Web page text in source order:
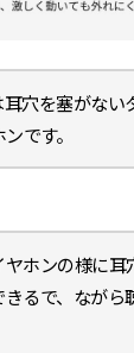
穴を塞がない
です。
ヤホンの様に耳
きるで、ながら